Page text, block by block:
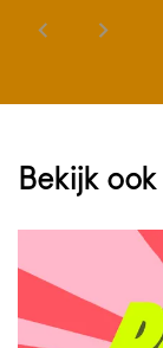
Bekijk ook